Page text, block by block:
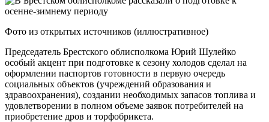
Фото из открытых источников (иллюстративное)
Председатель Брестского облисполкома Юрий Шулейко
особый акцент при подготовке к сезону холодов сделал на
оформлении паспортов готовности в первую очередь
социальных объектов (учреждений образования и
здравоохранения), создании необходимых запасов топлива и
удовлетворении в полном объеме заявок потребителей на
приобретение дров и торфобрикета.